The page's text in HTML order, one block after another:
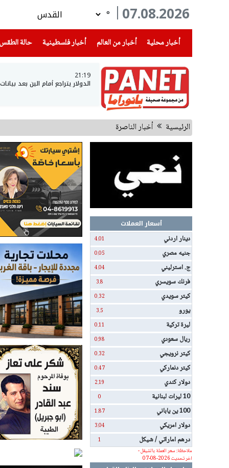
07.08.2026
°
أخبار محلية
(current) أخبار من العالم أخبار فلسطينية(current) حالة الطقس
21:19
الدولار يتراجع أمام الين بعد
الرئيسية أخبار الناصرة
أسعار العملات
دينار اردني
4.01
جنيه مصري 0.05
ج. استرليني 4.04
فرنك سويسري 3.8
كيتر سويدي 0.32
يورو 3.5
ليرة تركية 0.11
ريال سعودي 0.98
كيتر نرويجي 0.32
كيتر دنماركي 0.47
دولار كندي 2.19
10 ليرات لبنانية 0
100 ين ياباني 1.87
دولار امريكي 3.04
درهم اماراتي / شيكل
1
ملاحظة: سعر العملة بالشيقل -
اخر تحديث 2026-08-07